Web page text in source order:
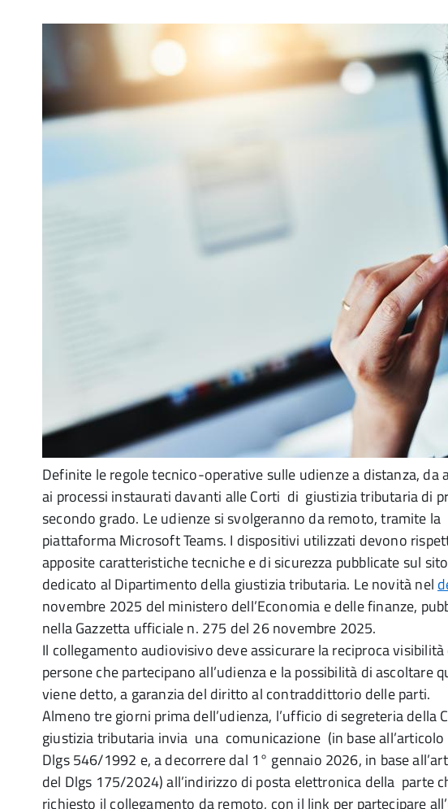
Definite le regole tecnico-operative sulle udienze a distanza, da
ai processi instaurati davanti alle Corti di giustizia tributaria di
secondo grado. Le udienze si svolgeranno da remoto, tramite la
piattaforma Microsoft Teams. I dispositivi utilizzati devono
apposite caratteristiche tecniche e di sicurezza pubblicate sul
dedicato al Dipartimento della giustizia tributaria. Le novità nel
novembre 2025 del ministero dell’Economia e delle finanze,
nella Gazzetta ufficiale n. 275 del 26 novembre 2025.
Il collegamento audiovisivo deve assicurare la reciproca
persone che partecipano all’udienza e la possibilità di ascoltare
viene detto, a garanzia del diritto al contraddittorio delle parti.
Almeno tre giorni prima dell’udienza, l’ufficio di segreteria della
giustizia tributaria invia una comunicazione (in base
Dlgs 546/1992 e, a decorrere dal 1° gennaio 2026, in base
del Dlgs 175/2024) all’indirizzo di posta elettronica della parte
richiesto il collegamento da remoto, con il link per partecipare